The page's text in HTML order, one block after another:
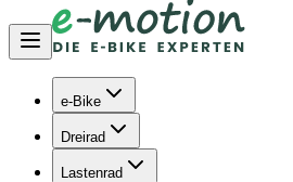
e-Bike
Dreirad
Lastenrad